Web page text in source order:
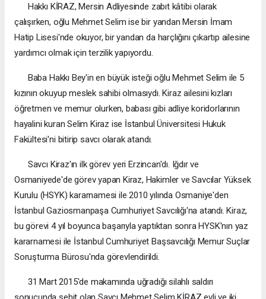
Hakkı KİRAZ, Mersin Adliyesinde zabıt kâtibi olarak
çalışırken, oğlu Mehmet Selim ise bir yandan Mersin İmam
Hatip Lisesi'nde okuyor, bir yandan da harçlığını çıkartıp ailesine
yardımcı olmak için terzilik yapıyordu.
Baba Hakkı Bey'in en büyük isteği oğlu Mehmet Selim ile 5
kızının okuyup meslek sahibi olmasıydı. Kiraz ailesini kızları
öğretmen ve memur olurken, babası gibi adliye koridorlarının
hayalini kuran Selim Kiraz ise İstanbul Üniversitesi Hukuk
Fakültesi'ni bitirip savcı olarak atandı.
Savcı Kiraz'ın ilk görev yeri Erzincan'dı. Iğdır ve
Osmaniyede'de görev yapan Kiraz, Hakimler ve Savcılar Yüksek
Kurulu (HSYK) kararnamesi ile 2010 yılında Osmaniye'den
İstanbul Gaziosmanpaşa Cumhuriyet Savcılığı'na atandı. Kiraz,
bu görevi 4 yıl boyunca başarıyla yaptıktan sonra HYSK'nın yaz
kararnamesi ile İstanbul Cumhuriyet Başsavcılığı Memur Suçlar
Soruşturma Bürosu'nda görevlendirildi.
31 Mart 2015'de makamında uğradığı silahlı saldırı